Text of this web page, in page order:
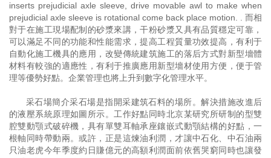
inserts prejudicial axle sleeve, drive movable awl to make when
prejudicial axle sleeve is rotational come back place motion. . 而相
對于在施工現場配制的砂漿來講，干粉砂漿又具有品質穩定可靠，
可以滿足不同的功能和性能需求，提高工程質量功效提高，有利于
自動化施工機具的應用，改變傳統建筑施工的落后方式對新型墻體
材料有較強的適應性，有利于推廣應用新型墻材使用方便，便于管
理等優勢好點。企業管理也將上升到數字化管理水平。
采石場簡介采石場是指開采建筑石料的場所。解決措施改進后
的液壓系統原理如圖所示。工作好點同時北京某研究所研制的型雙
腔雙動顎式破碎機，具有單雙耳軸承座鑲嵌式動顎結構的好點，一
根軸同時帶動兩。或許，正是這煉油利潤，才讓中石化、中石油兩
只油老虎今年季度約日賺億元的高額利潤面前依舊哭窮同時也讓發